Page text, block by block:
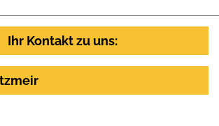
Ihr Kontakt zu uns: